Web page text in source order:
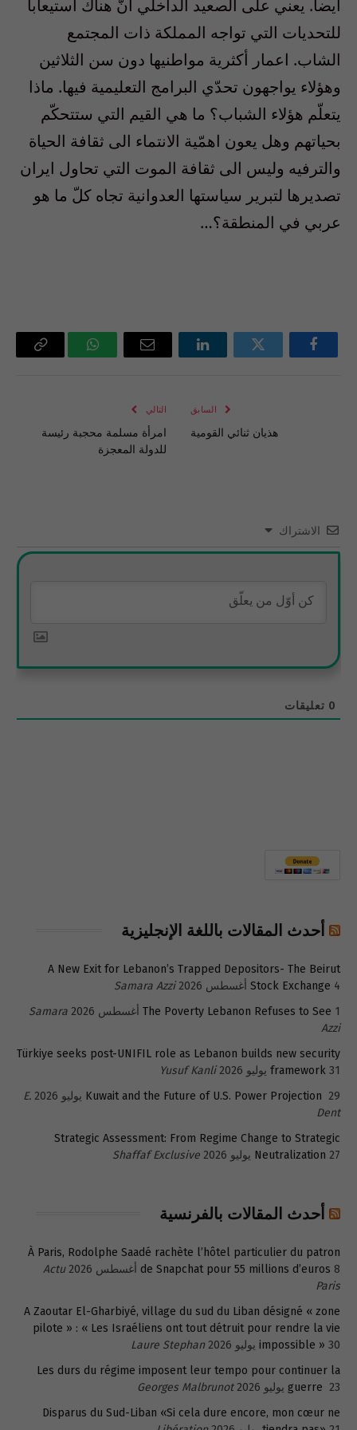
ايضا. يعني على الصعيد الداخلي انّ هناك استيعابا
للتحديات التي تواجه المملكة ذات المجتمع
الشاب. اعمار أكثرية مواطنيها دون سن الثلاثين
وهؤلاء يواجهون تحدّي البرامج التعليمية فيها. ماذا
يتعلّم هؤلاء الشباب؟ ما هي القيم التي ستتحكّم
بحياتهم وهل يعون اهمّية الانتماء الى ثقافة الحياة
والترفيه وليس الى ثقافة الموت التي تحاول ايران
تصديرها لتبرير سياستها العدوانية تجاه كلّ ما هو
عربي في المنطقة؟…
فيسبوك تويتر لينكدإن
البريد
واتساب Copy
السابق
هذيان ثنائي القومية
التالي
امرأة مسلمة محجبة رئيسة
للدولة المعجزة
الاشتراك
0 تعليقات
أحدث المقالات باللغة الإنجليزية
A New Exit for Lebanon’s Trapped Depositors- The Beirut
Stock Exchange 4 أغسطس 2026
Samara Azzi
The Poverty Lebanon Refuses to See 1 أغسطس 2026
Samara
Azzi
Türkiye seeks post-UNIFIL role as Lebanon builds new security
framework 31 يوليو 2026
Yusuf Kanli
Kuwait and the Future of U.S. Power Projection 29 يوليو 2026
E.
Dent
Strategic Assessment: From Regime Change to Strategic
Neutralization 27 يوليو 2026 Shaffaf Exclusive
أحدث المقالات بالفرنسية
À Paris, Rodolphe Saadé rachète l’hôtel particulier du patron
de Snapchat pour 55 millions d’euros 8 أغسطس 2026
Actu
Paris
A Zaoutar El-Gharbiyé, village du sud du Liban désigné « zone
pilote » : « Les Israéliens ont tout détruit pour rendre la vie
impossible » 30 يوليو 2026
Laure Stephan
Les durs du régime imposent leur tempo pour continuer la
guerre 23 يوليو 2026
Georges Malbrunot
Disparus du Sud-Liban «Si cela dure encore, mon cœur ne